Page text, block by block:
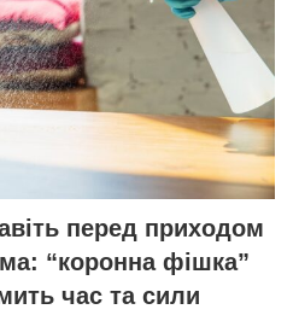
перед приходом
“коронна фішка”
час та сили